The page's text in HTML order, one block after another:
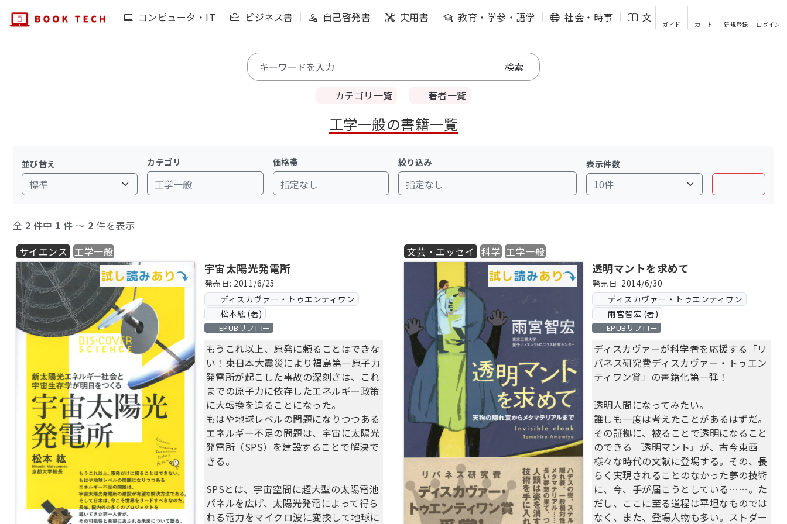
コンピュータ・IT ビジネス書 自己啓発書 実用書 教育・学参・語学 社会・時事 文芸・エッセイ
ガイド カート 新規登録 ログイン
カテゴリ一覧 著者一覧
工学一般の書籍一覧
並び替え カテゴリ
工学一般
価格帯
指定なし
絞り込み
指定なし
表示件数
全 2 件中 1 件 〜 2 件を表示
サイエンス
工学一般
宇宙太陽光発電所
発売日: 2011/6/25
ディスカヴァー・トゥエンティワン
松本絋 (著)
EPUBリフロー
もうこれ以上、原発に頼ることはできな
い！――東日本大震災により福島第一原子力
発電所が起こした事故の深刻さは、これ
までの原子力に依存したエネルギー政策
に大転換を迫ることになった。
もはや地球レベルの問題になりつつある
エネルギー不足の問題は、宇宙に太陽光
発電所（SPS）を建設することで解決で
きる。
SPSとは、宇宙空間に超大型の太陽電池
パネルを広げ、太陽光発電によって得ら
れる電力をマイクロ波に変換して地球に
文芸・エッセイ 科学 工学一般
透明マントを求めて
発売日: 2014/6/30
ディスカヴァー・トゥエンティワン
雨宮智宏 (著)
EPUBリフロー
ディスカヴァーが科学者を応援する「リ
バネス研究費ディスカヴァー・トゥエン
ティワン賞」の書籍化第一弾！
透明人間になってみたい。
誰しも一度は考えたことがあるはずだ。
その証拠に、被ることで透明になること
のできる『透明マント』が、古今東西
様々な時代の文献に登場する。その、長
らく実現されることのなかった夢の技術
に、今、手が届こうとしている……。た
だし、ここに至る道程は平坦なものでは
なく、また、登場人物も多い。ストダー